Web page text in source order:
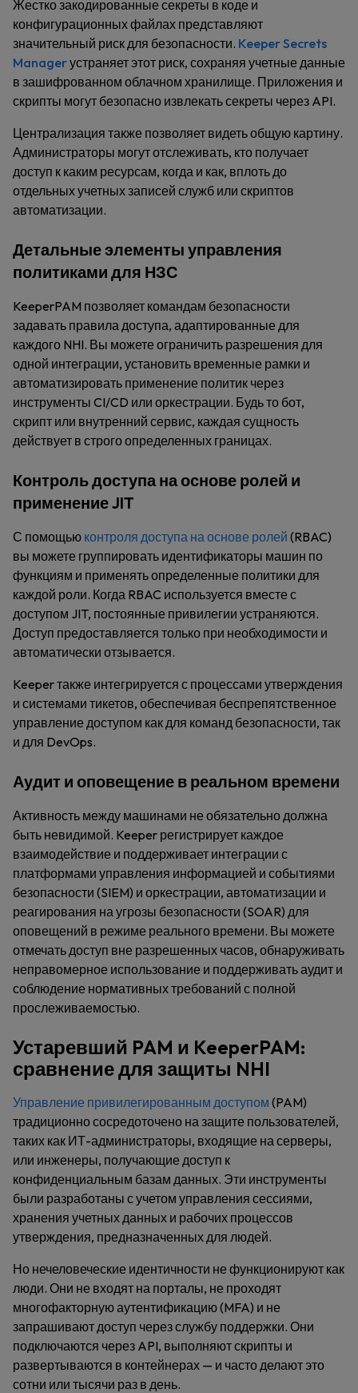
Жестко закодированные секреты в коде и
конфигурационных файлах представляют
значительный риск для безопасности. Keeper Secrets
Managerустраняет этот риск, сохраняя учетные данные
в зашифрованном облачном хранилище. Приложения и
скрипты могут безопасно извлекать секреты через API.
Централизация также позволяет видеть общую картину.
Администраторы могут отслеживать, кто получает
доступ к каким ресурсам, когда и как, вплоть до
отдельных учетных записей служб или скриптов
автоматизации.
Детальные элементы управления
политиками для НЗС
KeeperPAM позволяет командам безопасности
задавать правила доступа, адаптированные для
каждого NHI. Вы можете ограничить разрешения для
одной интеграции, установить временные рамки и
автоматизировать применение политик через
инструменты CI/CD или оркестрации. Будь то бот,
скрипт или внутренний сервис, каждая сущность
действует в строго определенных границах.
Контроль доступа на основе ролей и
применение JIT
С помощью контроля доступа на основе ролей (RBAC)
вы можете группировать идентификаторы машин по
функциям и применять определенные политики для
каждой роли. Когда RBAC используется вместе с
доступом JIT, постоянные привилегии устраняются.
Доступ предоставляется только при необходимости и
автоматически отзывается.
Keeper также интегрируется с процессами утверждения
и системами тикетов, обеспечивая беспрепятственное
управление доступом как для команд безопасности, так
и для DevOps.
Аудит и оповещение в реальном времени
Активность между машинами не обязательно должна
быть невидимой. Keeper регистрирует каждое
взаимодействие и поддерживает интеграции с
платформами управления информацией и событиями
безопасности (SIEM) и оркестрации, автоматизации и
реагирования на угрозы безопасности (SOAR) для
оповещений в режиме реального времени. Вы можете
отмечать доступ вне разрешенных часов, обнаруживать
неправомерное использование и поддерживать аудит и
соблюдение нормативных требований с полной
прослеживаемостью.
Устаревший PAM и KeeperPAM:
сравнение для защиты NHI
Управление привилегированным доступом (PAM)
традиционно сосредоточено на защите пользователей,
таких как ИТ-администраторы, входящие на серверы,
или инженеры, получающие доступ к
конфиденциальным базам данных. Эти инструменты
были разработаны с учетом управления сессиями,
хранения учетных данных и рабочих процессов
утверждения, предназначенных для людей.
Но нечеловеческие идентичности не функционируют как
люди. Они не входят на порталы, не проходят
многофакторную аутентификацию (MFA) и не
запрашивают доступ через службу поддержки. Они
подключаются через API, выполняют скрипты и
развертываются в контейнерах — и часто делают это
сотни или тысячи раз в день.